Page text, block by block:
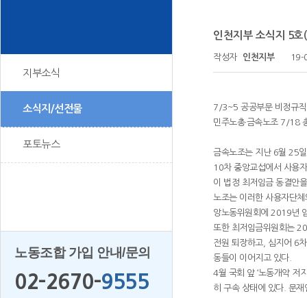
지부소식
소식지/선전물
포토뉴스
노동조합 가입 안내/문의
02-2670-9555
인천지부 소식지 5
작성자 인천지부 19-
7/3~5 공공부문 비정규
민주노총·금속노조 7/18
금속노조는 지난 6월 25
10차 중앙교섭에서 사용
이 법정 최저임금 동결안
노조는 이러한 사용자단
앙노동위원회에 2019년
또한 최저임금위원회는
전원 퇴장하고, 심지어 6
동들이 이어지고 있다.
4월 국회 앞 ‘노동개악 저
히 구속 상태에 있다. 문